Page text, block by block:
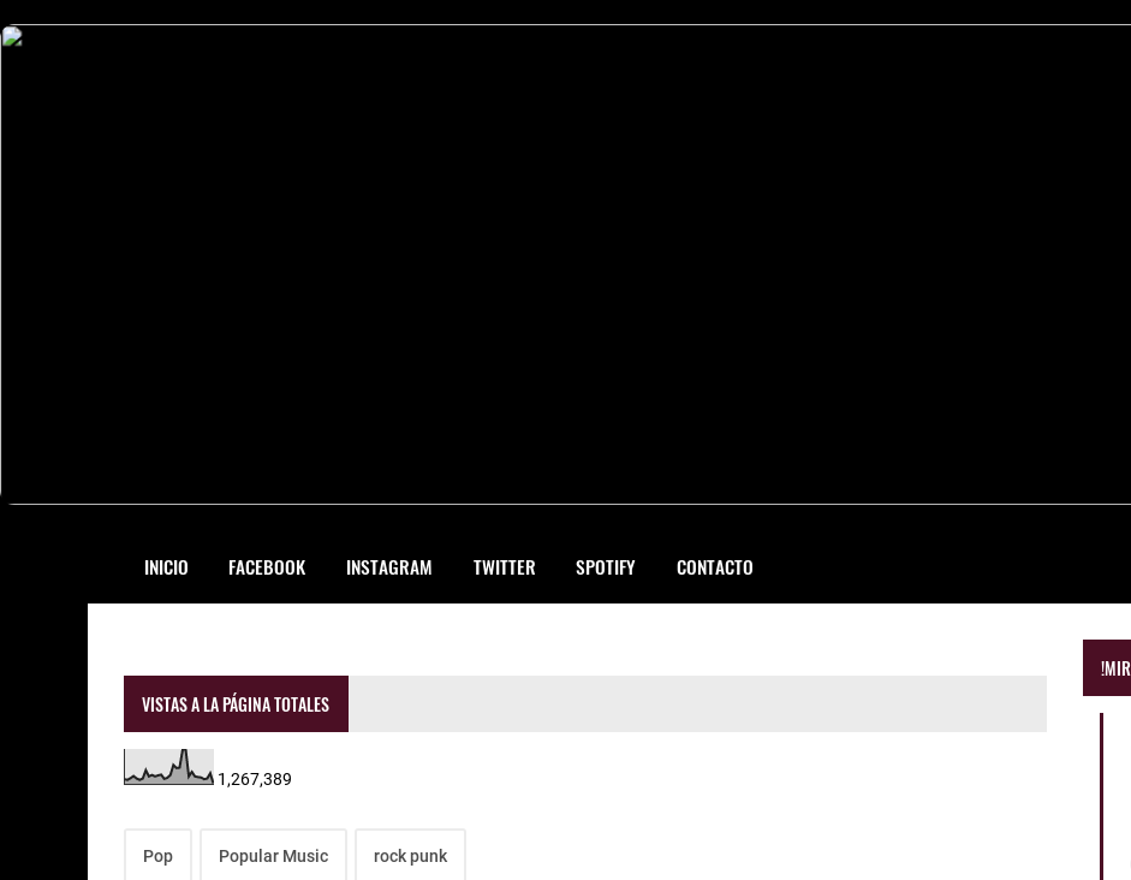
INICIO FACEBOOK INSTAGRAM TWITTER SPOTIFY CONTACTO
VISTAS A LA PÁGINA TOTALES
1,267,389
Pop Popular Music rock punk